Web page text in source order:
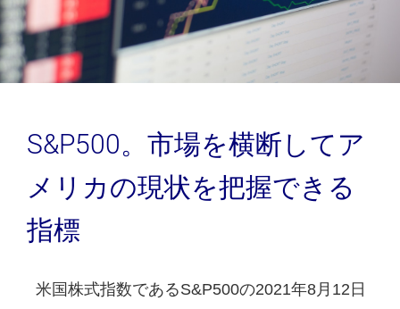
S&P500。市場を横断してア
メリカの現状を把握できる
指標
米国株式指数であるS&P500の2021年8月12日